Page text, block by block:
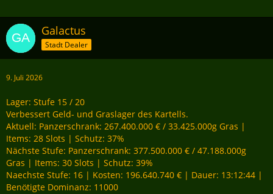
Galactus
Stadt Dealer
9. Juli 2026
Lager: Stufe 15 / 20
Verbessert Geld- und Graslager des Kartells.
Aktuell: Panzerschrank: 267.400.000 € / 33.425.000g Gras |
Items: 28 Slots | Schutz: 37%
Nächste Stufe: Panzerschrank: 377.500.000 € / 47.188.000g
Gras | Items: 30 Slots | Schutz: 39%
Naechste Stufe: 16 | Kosten: 196.640.740 € | Dauer: 13:12:44 |
Benötigte Dominanz: 11000